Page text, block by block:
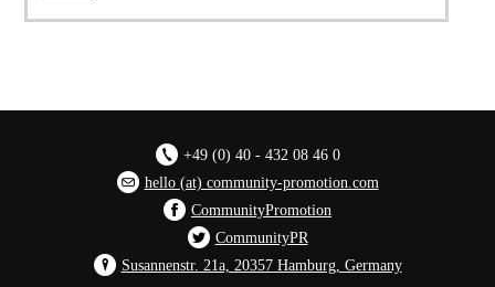
+49 (0) 40 - 432 08 46 0
hello (at) community-promotion.com
CommunityPromotion
CommunityPR
Susannenstr. 21a, 20357 Hamburg, Germany